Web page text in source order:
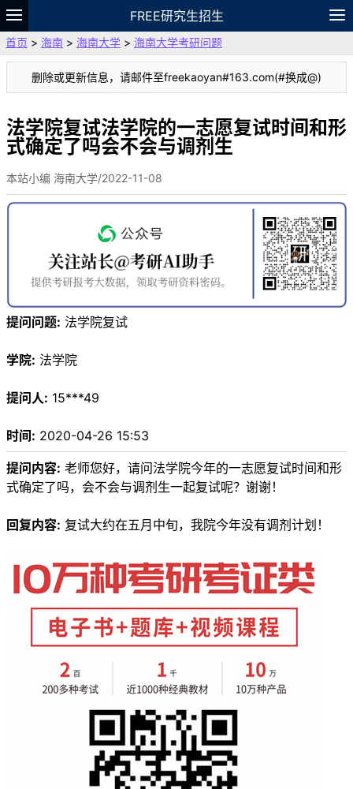
FREE研究生招生
题库
故事 专题 APP 笔记
VIP
资料
首页 > 海南 > 海南大学 > 海南大学考研问题
删除或更新信息，请邮件至freekaoyan#163.com(#换成@)
法学院复试法学院的一志愿复试时间和形
式确定了吗会不会与调剂生
本站小编 海南大学/2022-11-08
提问问题: 法学院复试
学院: 法学院
提问人: 15***49
时间: 2020-04-26 15:53
提问内容: 老师您好，请问法学院今年的一志愿复试时间和形
式确定了吗，会不会与调剂生一起复试呢？谢谢！
回复内容: 复试大约在五月中旬，我院今年没有调剂计划！